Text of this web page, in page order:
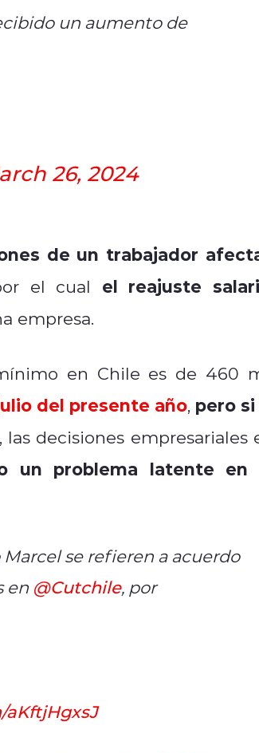
un aumento de
26, 2024
de un trabajador
el cual
el reajuste
empresa.
en Chile es de 460
del presente año, pero si
, las decisiones empresariales
un problema latente en
se refieren a acuerdo
en @Cutchile, por